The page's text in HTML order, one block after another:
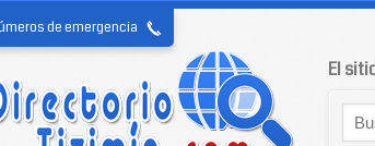
de emergencia
El